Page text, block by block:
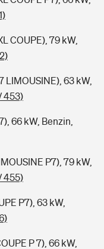
COUPE), 79 kW,
LIMOUSINE), 63 kW,
453)
66 kW, Benzin,
P7), 79 kW,
455)
P7), 63 kW,
P 7), 66 kW,